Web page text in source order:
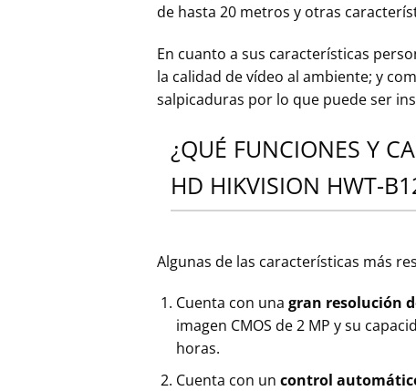
de hasta 20 metros y otras
En cuanto a sus características
la calidad de vídeo al ambiente; y
salpicaduras por lo que puede ser
¿QUÉ FUNCIONES Y
HD HIKVISION HWT-
Algunas de las características más
Cuenta con una gran resolución
imagen CMOS de 2 MP y su
horas.
Cuenta con un control